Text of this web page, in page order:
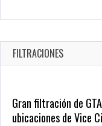
Warner Bros. lleva a
Oct 17, 2025
1435 Views
FILTRACIONES
Gran filtración de
ubicaciones de Vice